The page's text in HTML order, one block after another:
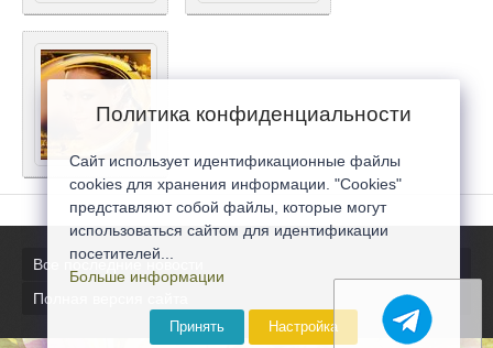
Все последние новости
Полная версия сайта
Политика конфиденциальности
Сайт использует идентификационные файлы
cookies для хранения информации. "Cookies"
представляют собой файлы, которые могут
использоваться сайтом для идентификации
посетителей...
Больше информации
Принять Настройка